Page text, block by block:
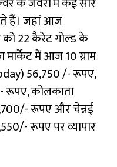
हैं। जहां आज
22 कैरेट गोल्ड के
मार्केट में आज 10 ग्राम
56,750 /- रूपए,
रूपए, कोलकाता
रूपए और चेन्नई
रूपए पर व्यापार